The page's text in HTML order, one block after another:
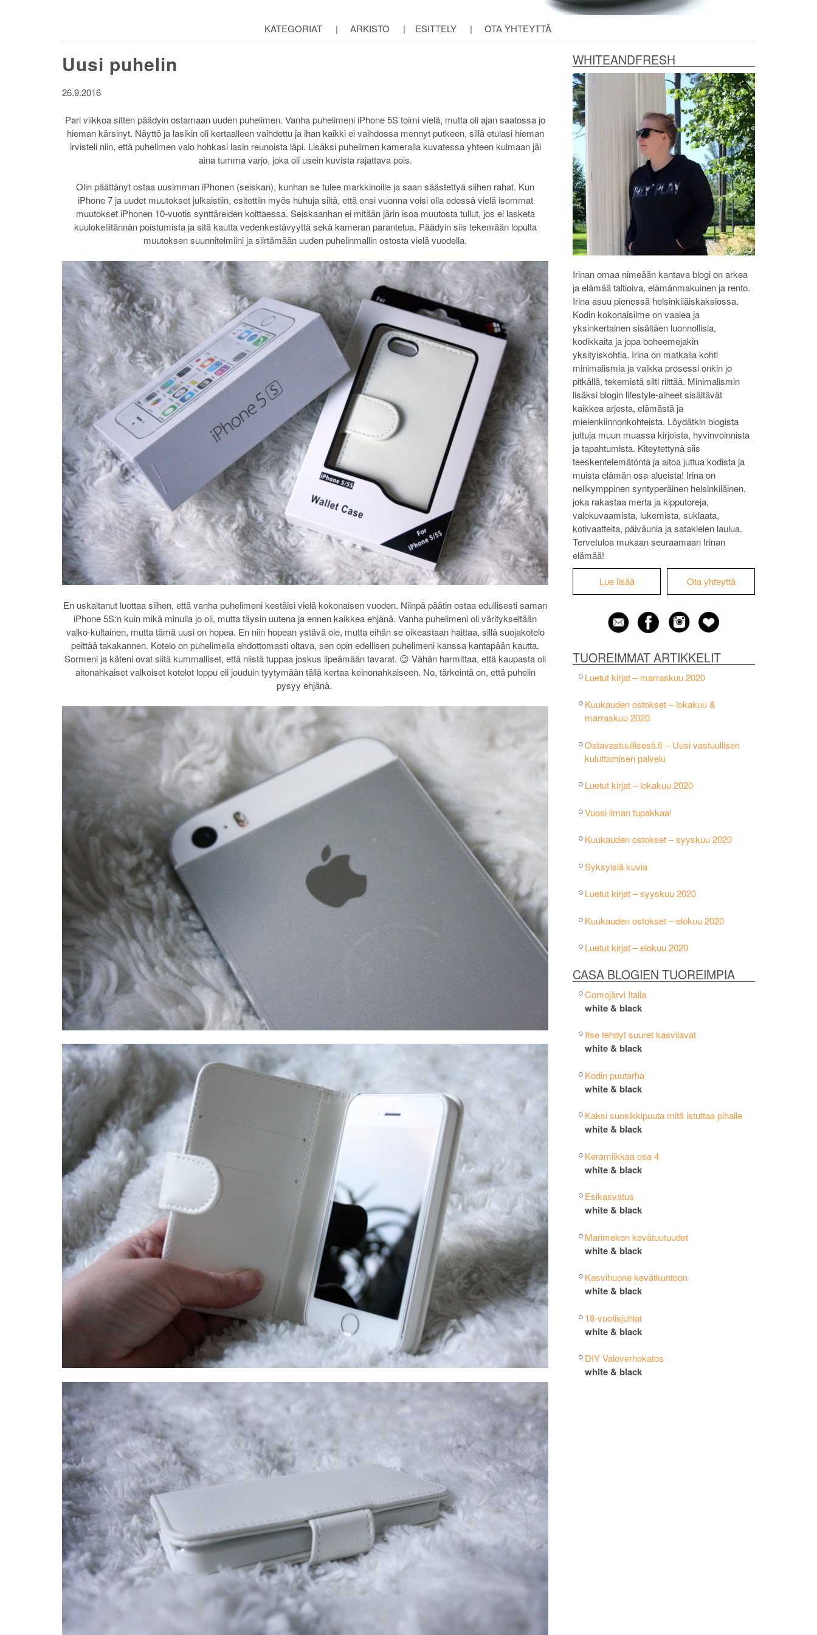
KATEGORIAT | ARKISTO | ESITTELY | OTA YHTEYTTÄ
WHITEANDFRESH
Irinan omaa nimeään kantava blogi on arkea
ja elämää taltioiva, elämänmakuinen ja rento.
Irina asuu pienessä helsinkiläiskaksiossa.
Kodin kokonaisilme on vaalea ja
yksinkertainen sisältäen luonnollisia,
kodikkaita ja jopa boheemejakin
yksityiskohtia. Irina on matkalla kohti
minimalismia ja vaikka prosessi onkin jo
pitkällä, tekemistä silti riittää. Minimalismin
lisäksi blogin lifestyle-aiheet sisältävät
kaikkea arjesta, elämästä ja
mielenkiinnonkohteista. Löydätkin blogista
juttuja muun muassa kirjoista, hyvinvoinnista
ja tapahtumista. Kiteytettynä siis
teeskentelemätöntä ja aitoa juttua kodista ja
muista elämän osa-alueista! Irina on
nelikymppinen syntyperäinen helsinkiläinen,
joka rakastaa merta ja kipputoreja,
valokuvaamista, lukemista, suklaata,
kotivaatteita, päiväunia ja satakielen laulua.
Tervetuloa mukaan seuraamaan Irinan
elämää!
Lue lisää Ota yhteyttä
TUOREIMMAT ARTIKKELIT
Luetut kirjat – marraskuu 2020
Kuukauden ostokset – lokakuu &
marraskuu 2020
Ostavastuullisesti.fi – Uusi vastuullisen
kuluttamisen palvelu
Luetut kirjat – lokakuu 2020
Vuosi ilman tupakkaa!
Kuukauden ostokset – syyskuu 2020
Syksyisiä kuvia
Luetut kirjat – syyskuu 2020
Kuukauden ostokset – elokuu 2020
Luetut kirjat – elokuu 2020
CASA BLOGIEN TUOREIMPIA
Comojärvi Italia
white & black
Itse tehdyt suuret kasvilavat
white & black
Kodin puutarha
white & black
Kaksi suosikkipuuta mitä istuttaa pihalle
white & black
Keramiikkaa osa 4
white & black
Esikasvatus
white & black
Marimekon kevätuutuudet
white & black
Kasvihuone kevätkuntoon
white & black
18-vuotisjuhlat
white & black
DIY Valoverhokatos
white & black
Uusi puhelin
26.9.2016
Pari viikkoa sitten päädyin ostamaan uuden puhelimen. Vanha puhelimeni iPhone 5S toimi vielä, mutta oli ajan saatossa jo
hieman kärsinyt. Näyttö ja lasikin oli kertaalleen vaihdettu ja ihan kaikki ei vaihdossa mennyt putkeen, sillä etulasi hieman
irvisteli niin, että puhelimen valo hohkasi lasin reunoista läpi. Lisäksi puhelimen kameralla kuvatessa yhteen kulmaan jäi
aina tumma varjo, joka oli usein kuvista rajattava pois.
Olin päättänyt ostaa uusimman iPhonen (seiskan), kunhan se tulee markkinoille ja saan säästettyä siihen rahat. Kun
iPhone 7 ja uudet muutokset julkaistiin, esitettiin myös huhuja siitä, että ensi vuonna voisi olla edessä vielä isommat
muutokset iPhonen 10-vuotis synttäreiden koittaessa. Seiskaanhan ei mitään järin isoa muutosta tullut, jos ei lasketa
kuulokeliitännän poistumista ja sitä kautta vedenkestävyyttä sekä kameran parantelua. Päädyin siis tekemään lopulta
muutoksen suunnitelmiini ja siirtämään uuden puhelinmallin ostosta vielä vuodella.
En uskaltanut luottaa siihen, että vanha puhelimeni kestäisi vielä kokonaisen vuoden. Niinpä päätin ostaa edullisesti saman
iPhone 5S:n kuin mikä minulla jo oli, mutta täysin uutena ja ennen kaikkea ehjänä. Vanha puhelimeni oli väritykseltään
valko-kultainen, mutta tämä uusi on hopea. En niin hopean ystävä ole, mutta eihän se oikeastaan haittaa, sillä suojakotelo
peittää takakannen. Kotelo on puhelimella ehdottomasti oltava, sen opin edellisen puhelimeni kanssa kantapään kautta.
Sormeni ja käteni ovat siitä kummalliset, että niistä tuppaa joskus lipeämään tavarat. 😉 Vähän harmittaa, että kaupasta oli
aitonahkaiset valkoiset kotelot loppu eli jouduin tyytymään tällä kertaa keinonahkaiseen. No, tärkeintä on, että puhelin
pysyy ehjänä.